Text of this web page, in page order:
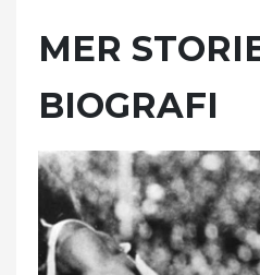
MER
BIOGRAFI